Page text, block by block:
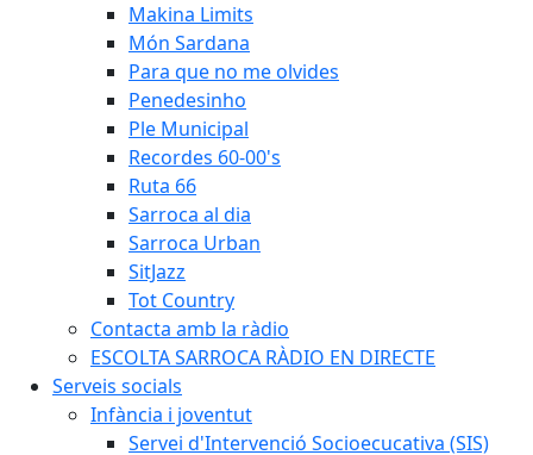
Makina Limits
Món Sardana
Para que no me olvides
Penedesinho
Ple Municipal
Recordes 60-00's
Ruta 66
Sarroca al dia
Sarroca Urban
SitJazz
Tot Country
Contacta amb la ràdio
ESCOLTA SARROCA RÀDIO EN DIRECTE
Serveis socials
Infància i joventut
Servei d'Intervenció Socioecucativa (SIS)